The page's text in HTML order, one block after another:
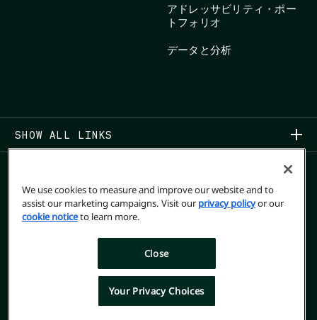
アドレッサビリティ・ポー
トフォリオ
データと分析
SHOW ALL LINKS
プライバシーポリシー
USER PRIVACY RIGHTS FORM
OPT OUT
We use cookies to measure and improve our website and to
assist our marketing campaigns. Visit ourprivacy policyor our
cookie noticeto learn more.
Close
Your Privacy Choices